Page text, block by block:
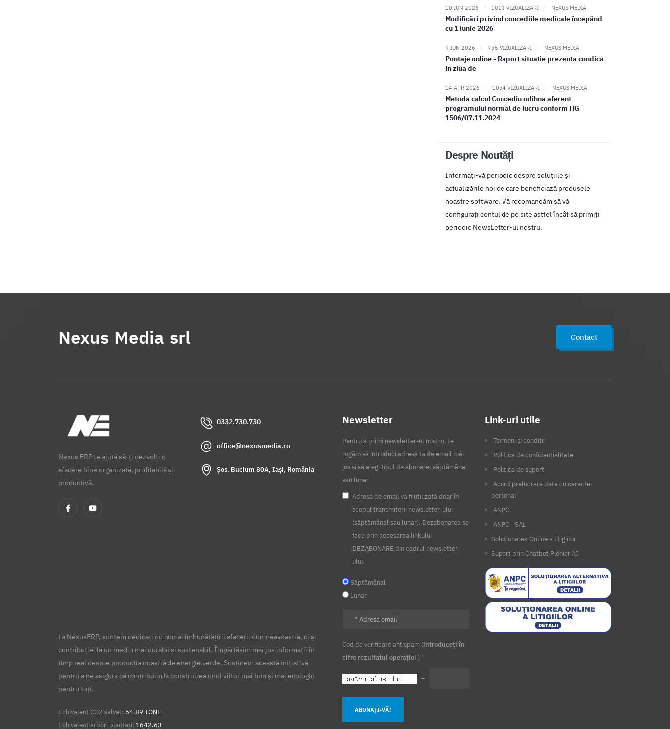
10 IUN 2026 | 1013 VIZUALIZARI | NEXUS MEDIA
Modificări privind concediile medicale începând
cu 1 iunie 2026
9 IUN 2026 | 755 VIZUALIZARI | NEXUS MEDIA
Pontaje online - Raport situatie prezenta condica
in ziua de
14 APR 2026 | 1054 VIZUALIZARI | NEXUS MEDIA
Metoda calcul Concediu odihna aferent
programului normal de lucru conform HG
1506/07.11.2024
Despre Noutăți
Informați-vă periodic despre soluțiile și
actualizările noi de care beneficiază produsele
noastre software. Vă recomandăm să vă
configurați contul de pe site astfel încât să primiți
periodic NewsLetter-ul nostru.
Nexus Media srl Contact
Nexus ERP te ajută să-ți dezvolți o
afacere bine organizată, profitabilă și
productivă.
0332.730.730
office@nexusmedia.ro
Șos. Bucium 80A, Iași, România
Newsletter
Pentru a primi newsletter-ul nostru, te
rugăm să introduci adresa ta de email mai
jos și să alegi tipul de abonare: săptămânal
sau lunar.
Adresa de email va fi utilizată doar în
scopul transmiterii newsletter-ului
(săptămânal sau lunar). Dezabonarea se
face prin accesarea linkului
DEZABONARE din cadrul newsletter-
ului.
Săptămânal
Lunar
Cod de verificare antispam (introduceți în
cifre rezultatul operației ) *
=
ABONAȚI-VĂ!
Link-uri utile
Termeni și condiții
Politica de confidențialitate
Politica de suport
Acord prelucrare date cu caracter
personal
ANPC
ANPC - SAL
Soluționarea Online a litigiilor
Suport prin Chatbot Pionier AI
La NexusERP, suntem dedicați nu numai îmbunătățirii afacerii dumneavoastră, ci și
contribuției la un mediu mai durabil și sustenabil. Împărtășim mai jos informații în
timp real despre producția noastră de energie verde. Susținem această inițiativă
pentru a ne asigura că contribuim la construirea unui viitor mai bun și mai ecologic
pentru toți.
Echivalent CO2 salvat: 54.89 TONE
Echivalent arbori plantați: 1642.63